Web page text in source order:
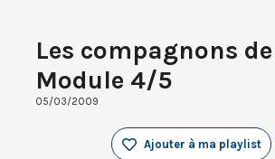
Les compagnons
Module 4/5
05/03/2009
Ajouter à ma playlist